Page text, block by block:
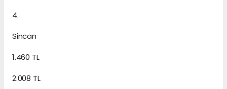
4.
Sincan
1.460 TL
2.008 TL